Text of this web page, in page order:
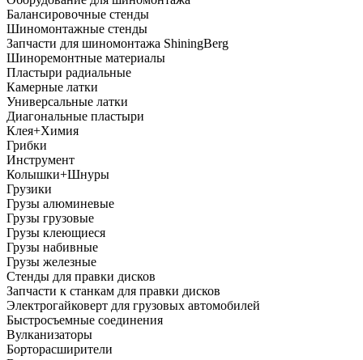
Балансировочные стенды
Шиномонтажные стенды
Запчасти для шиномонтажа ShiningBerg
Шиноремонтные материалы
Пластыри радиальные
Камерные латки
Универсальные латки
Диагональные пластыри
Клея+Химия
Грибки
Инструмент
Колышки+Шнуры
Грузики
Грузы алюминевые
Грузы грузовые
Грузы клеющиеся
Грузы набивные
Грузы железные
Стенды для правки дисков
Запчасти к станкам для правки дисков
Электрогайковерт для грузовых автомобилей
Быстросъемные соединения
Вулканизаторы
Борторасширители